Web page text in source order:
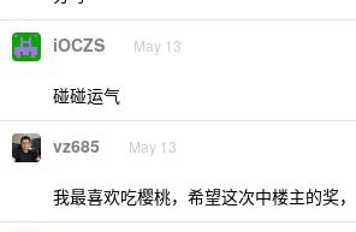
iOCZS May 13
碰碰运气
vz685 May 13
我最喜欢吃樱桃，希望这次中楼主的奖